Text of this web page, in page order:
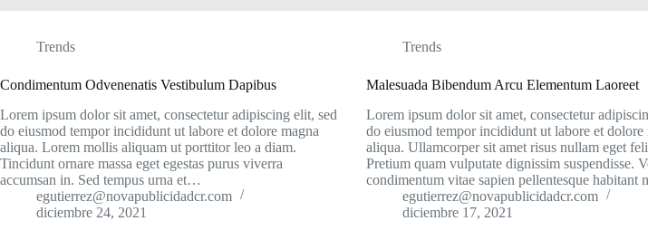
Trends
Condimentum Odvenenatis Vestibulum Dapibus
Lorem ipsum dolor sit amet, consectetur adipiscing elit, sed
do eiusmod tempor incididunt ut labore et dolore magna
aliqua. Lorem mollis aliquam ut porttitor leo a diam.
Tincidunt ornare massa eget egestas purus viverra
accumsan in. Sed tempus urna et…
egutierrez@novapublicidadcr.com
diciembre 24, 2021
Trends
Malesuada Bibendum Arcu Elementum Laoreet
Lorem ipsum dolor sit amet, consectetur
do eiusmod tempor incididunt ut labore et dolore
aliqua. Ullamcorper sit amet risus nullam eget
Pretium quam vulputate dignissim suspendisse.
condimentum vitae sapien pellentesque habitant
egutierrez@novapublicidadcr.com
diciembre 17, 2021